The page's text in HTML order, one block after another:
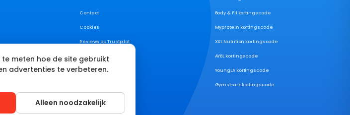
Contact
Cookies
Reviews op Trustpilot
Body & Fit kortingscode
Myprotein kortingscode
XXL Nutrition kortingscode
AYBL kortingscode
YoungLA kortingscode
Gymshark kortingscode
meten hoe de site gebruikt
advertenties te verbeteren.
Alleen noodzakelijk